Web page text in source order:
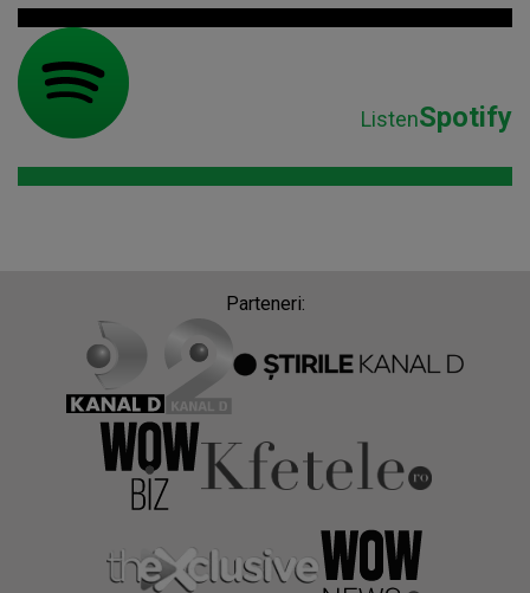
ListenSpotify
Parteneri: